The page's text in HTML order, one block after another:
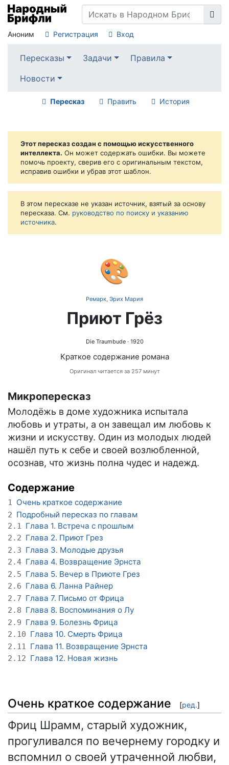
Аноним Регистрация Вход
Пересказы Задачи
Правила
Новости
Пересказ Править История
Этот пересказ создан с помощью искусственного
интеллекта. Он может содержать ошибки. Вы можете
помочь проекту, сверив его с оригинальным текстом,
исправив ошибки и убрав этот шаблон.
В этом пересказе не указан источник, взятый за основу
пересказа. См. руководство по поиску и указанию
источника.
🎨
Ремарк, Эрих Мария
Приют Грёз
Die Traumbude· 1920
Краткое содержание романа
Оригинал читается за 257 минут
Микропересказ
Молодёжь в доме художника испытала
любовь и утраты, а он завещал им любовь к
жизни и искусству. Один из молодых людей
нашёл путь к себе и своей возлюбленной,
осознав, что жизнь полна чудес и надежд.
Содержание
1 Очень краткое содержание
2 Подробный пересказ по главам
2.1 Глава 1. Встреча с прошлым
2.2 Глава 2. Приют Грез
2.3 Глава 3. Молодые друзья
2.4 Глава 4. Возвращение Эрнста
2.5 Глава 5. Вечер в Приюте Грез
2.6 Глава 6. Ланна Райнер
2.7 Глава 7. Письмо от Фрица
2.8 Глава 8. Воспоминания о Лу
2.9 Глава 9. Болезнь Фрица
2.10 Глава 10. Смерть Фрица
2.11 Глава 11. Возвращение Эрнста
2.12 Глава 12. Новая жизнь
Очень краткое содержание [ред.]
Фриц Шрамм, старый художник,
прогуливался по вечернему городку и
вспомнил о своей утраченной любви,